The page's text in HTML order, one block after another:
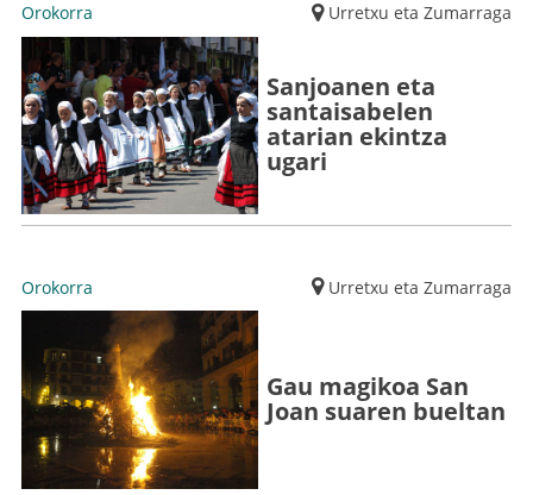
Orokorra Urretxu eta Zumarraga
Sanjoanen eta
santaisabelen
atarian ekintza
ugari
Orokorra Urretxu eta Zumarraga
Gau magikoa San
Joan suaren bueltan